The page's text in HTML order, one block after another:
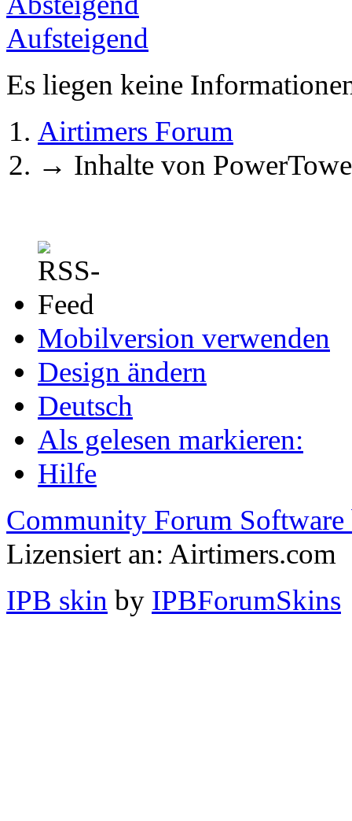
Aufsteigend
Es liegen keine
Airtimers Forum
→ Inhalte von
Mobilversion verwenden
Design ändern
Deutsch
Als gelesen markieren:
Hilfe
Community Forum Software
Lizensiert an: Airtimers.com
IPB skin by IPBForumSkins